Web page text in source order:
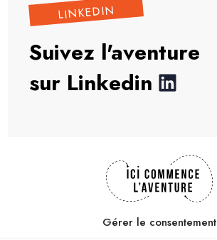
Gérer le consentement
LINKEDIN
Suivez l'aventure
sur Linkedin